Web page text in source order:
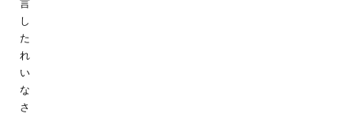
言
し
た
れ
い
な
さ